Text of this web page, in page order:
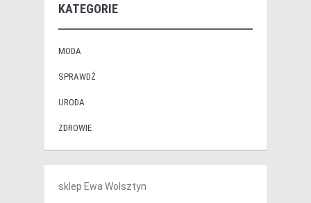
KATEGORIE
MODA
SPRAWDŹ
URODA
ZDROWIE
sklep Ewa Wolsztyn